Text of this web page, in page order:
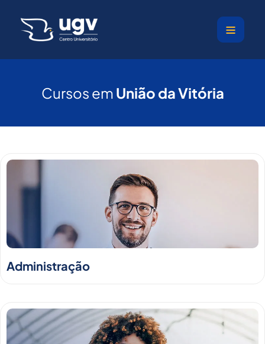
Cursos em União da Vitória
Administração